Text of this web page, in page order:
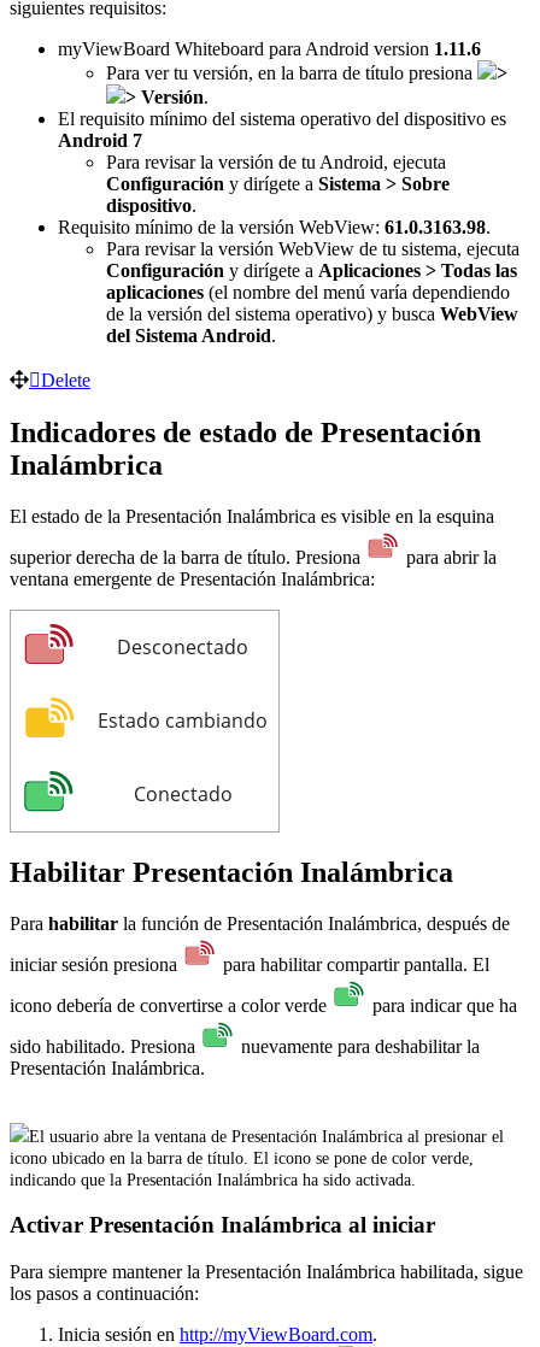
siguientes requisitos:
myViewBoard Whiteboard para Android version 1.11.6
Para ver tu versión, en la barra de título presiona
>
> Versión.
El requisito mínimo del sistema operativo del dispositivo es
Android 7
Para revisar la versión de tu Android, ejecuta
Configuración y dirígete a Sistema > Sobre
dispositivo.
Requisito mínimo de la versión WebView: 61.0.3163.98.
Para revisar la versión WebView de tu sistema, ejecuta
Configuración y dirígete a Aplicaciones > Todas las
aplicaciones (el nombre del menú varía dependiendo
de la versión del sistema operativo) y busca WebView
del Sistema Android.
Delete
Indicadores de estado de Presentación
Inalámbrica
El estado de la Presentación Inalámbrica es visible en la esquina
superior derecha de la barra de título. Presiona
para abrir la
ventana emergente de Presentación Inalámbrica:
Desconectado
Estado cambiando
Conectado
Habilitar Presentación Inalámbrica
Para habilitar la función de Presentación Inalámbrica, después de
iniciar sesión presiona
para habilitar compartir pantalla. El
icono debería de convertirse a color verde
para indicar que ha
sido habilitado. Presiona
nuevamente para deshabilitar la
Presentación Inalámbrica.
El usuario abre la ventana de Presentación Inalámbrica al presionar el
icono ubicado en la barra de título. El icono se pone de color verde,
indicando que la Presentación Inalámbrica ha sido activada.
Activar Presentación Inalámbrica al iniciar
Para siempre mantener la Presentación Inalámbrica habilitada, sigue
los pasos a continuación:
Inicia sesión en http://myViewBoard.com.